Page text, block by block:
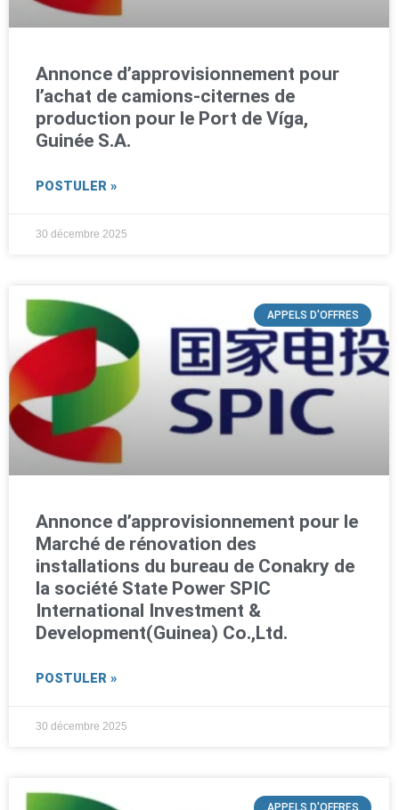
Annonce d’approvisionnement pour
l’achat de camions-citernes de
production pour le Port de Víga,
Guinée S.A.
POSTULER »
30 décembre 2025
APPELS D'OFFRES
Annonce d’approvisionnement pour le
Marché de rénovation des
installations du bureau de Conakry de
la société State Power SPIC
International Investment &
Development(Guinea) Co.,Ltd.
POSTULER »
30 décembre 2025